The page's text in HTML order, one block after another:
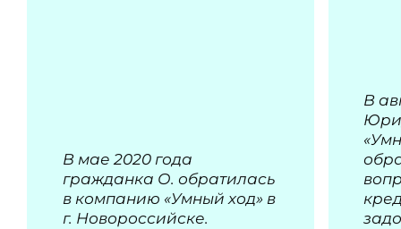
В мае 2020 года
гражданка О. обратилась
в компанию «Умный ход» в
г. Новороссийске.
В